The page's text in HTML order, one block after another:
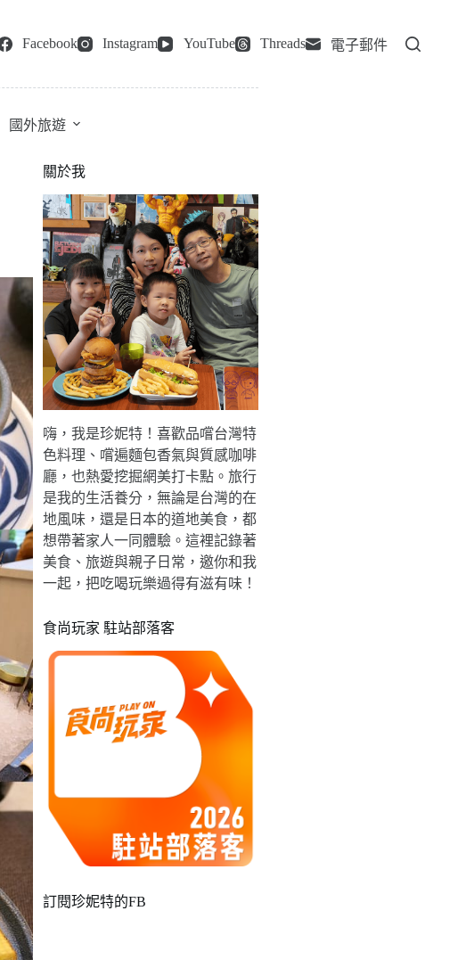
Facebook Instagram YouTube Threads 電子郵件
國外旅遊
關於我
嗨，我是珍妮特！喜歡品嚐台灣特
色料理、嚐遍麵包香氣與質感咖啡
廳，也熱愛挖掘網美打卡點。旅行
是我的生活養分，無論是台灣的在
地風味，還是日本的道地美食，都
想帶著家人一同體驗。這裡記錄著
美食、旅遊與親子日常，邀你和我
一起，把吃喝玩樂過得有滋有味！
食尚玩家 駐站部落客
訂閱珍妮特的FB